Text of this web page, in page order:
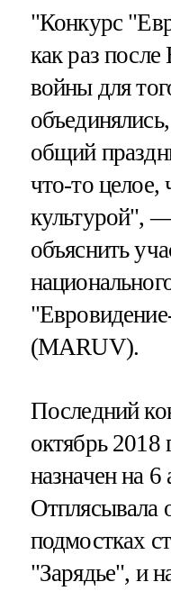
"Конкурс
как раз
войны для
общий
что-то целое,
культурой",
объяснить
(МАRUV).
Последний
октябрь
назначен на 6
Отплясывала
подмостках
"Зарядье", и